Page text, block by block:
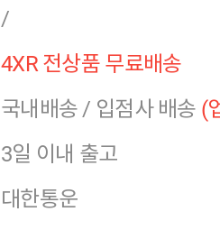
/
4XR 전상품 무료배송
국내배송 / 입점사 배송 (
3일 이내 출고
대한통운